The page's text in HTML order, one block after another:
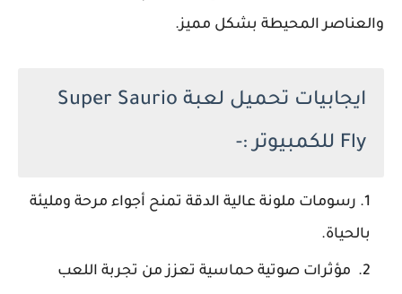
والعناصر المحيطة بشكل مميز.
ايجابيات تحميل لعبة Super Saurio
Fly للكمبيوتر :-
رسومات ملونة عالية الدقة تمنح أجواء مرحة ومليئة
بالحياة.
مؤثرات صوتية حماسية تعزز من تجربة اللعب